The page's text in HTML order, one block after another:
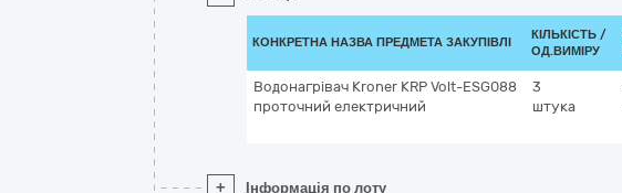
КОНКРЕТНА НАЗВА ПРЕДМЕТА ЗАКУПІВЛІ
КІЛЬКІСТЬ /
ОД.ВИМІРУ
Водонагрівач Kroner KRP Volt-ESG088
проточний електричний
3
штука
+ Інформація по лоту